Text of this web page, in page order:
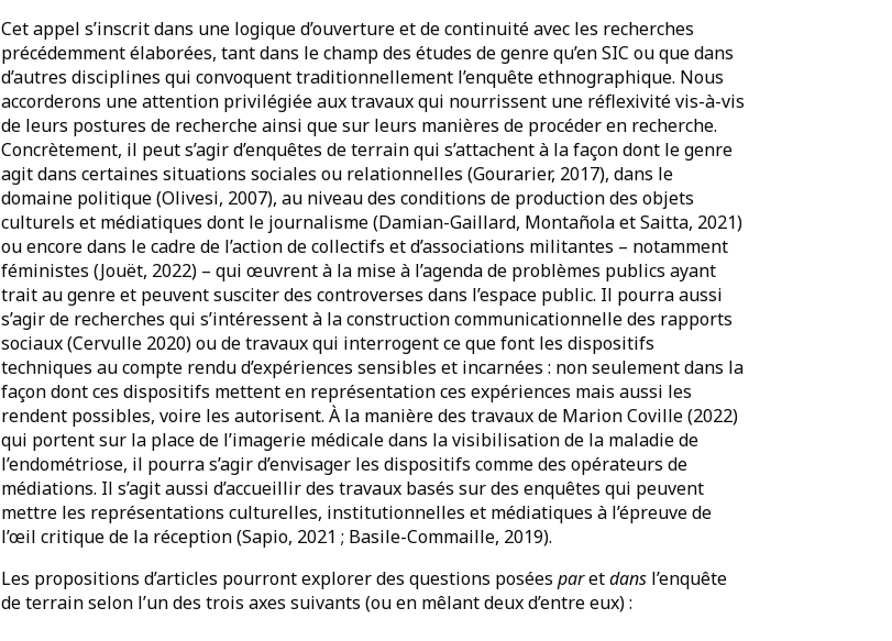
Cet appel s’inscrit dans une logique d’ouverture et de continuité avec les recherches
précédemment élaborées, tant dans le champ des études de genre qu’en SIC ou que dans
d’autres disciplines qui convoquent traditionnellement l’enquête ethnographique. Nous
accorderons une attention privilégiée aux travaux qui nourrissent une réflexivité vis-à-vis
de leurs postures de recherche ainsi que sur leurs manières de procéder en recherche.
Concrètement, il peut s’agir d’enquêtes de terrain qui s’attachent à la façon dont le genre
agit dans certaines situations sociales ou relationnelles (Gourarier, 2017), dans le
domaine politique (Olivesi, 2007), au niveau des conditions de production des objets
culturels et médiatiques dont le journalisme (Damian-Gaillard, Montañola et Saitta, 2021)
ou encore dans le cadre de l’action de collectifs et d’associations militantes – notamment
féministes (Jouët, 2022) – qui œuvrent à la mise à l’agenda de problèmes publics ayant
trait au genre et peuvent susciter des controverses dans l’espace public. Il pourra aussi
s’agir de recherches qui s’intéressent à la construction communicationnelle des rapports
sociaux (Cervulle 2020) ou de travaux qui interrogent ce que font les dispositifs
techniques au compte rendu d’expériences sensibles et incarnées : non seulement dans la
façon dont ces dispositifs mettent en représentation ces expériences mais aussi les
rendent possibles, voire les autorisent. À la manière des travaux de Marion Coville (2022)
qui portent sur la place de l’imagerie médicale dans la visibilisation de la maladie de
l’endométriose, il pourra s’agir d’envisager les dispositifs comme des opérateurs de
médiations. Il s’agit aussi d’accueillir des travaux basés sur des enquêtes qui peuvent
mettre les représentations culturelles, institutionnelles et médiatiques à l’épreuve de
l’œil critique de la réception (Sapio, 2021 ; Basile-Commaille, 2019).
Les propositions d’articles pourront explorer des questions posées paretdans l’enquête
de terrain selon l’un des trois axes suivants (ou en mêlant deux d’entre eux) :